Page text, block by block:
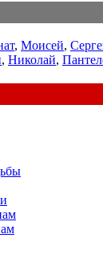
, Моисей,
, Николай,